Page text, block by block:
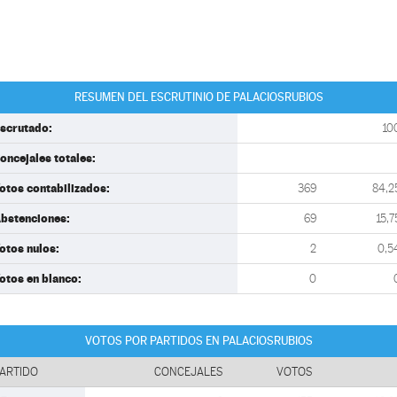
RESUMEN DEL ESCRUTINIO DE PALACIOSRUBIOS
totales:
contabilizados: 369
69
nulos: 2
en blanco: 0
VOTOS POR PARTIDOS EN PALACIOSRUBIOS
CONCEJALES VOTOS